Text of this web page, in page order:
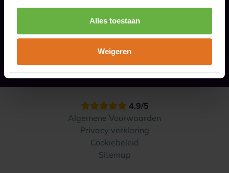
Alles toestaan
Weigeren
Onze opslaglocaties
Hoe werkt het?
4.9/5
Algemene Voorwaarden
Privacy verklaring
Cookiebeleid
Sitemap